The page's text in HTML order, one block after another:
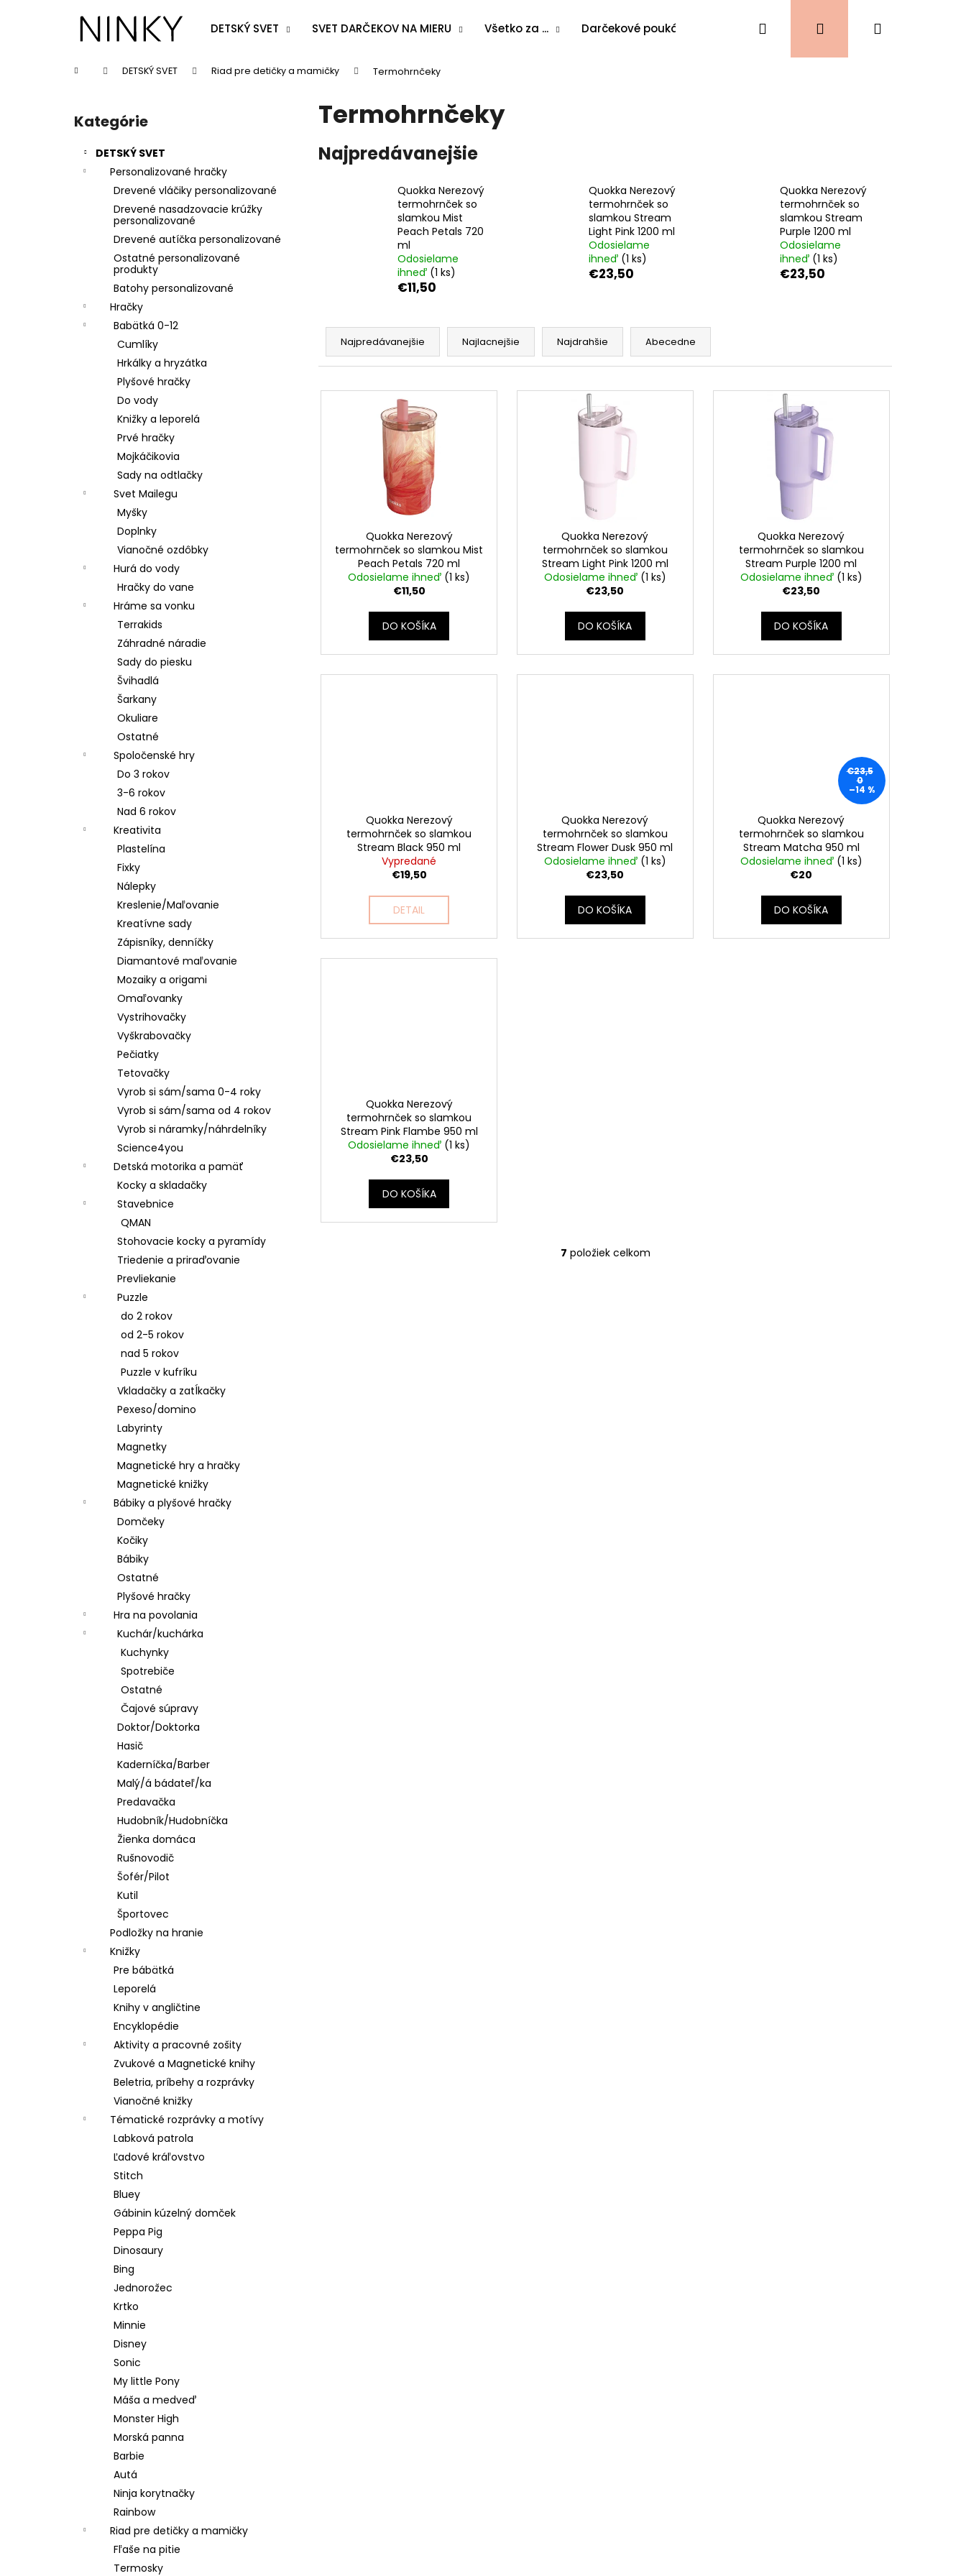
DETSKÝ SVET SVET DARČEKOV NA MIERU Všetko za ... Darčekové poukážky VIANOCE Kontakty
Hľadať PrihlásenieNákupný
Domov DETSKÝ SVET Riad pre detičky a mamičky Termohrnčeky
Preskočiť
kategórie
Kategórie
DETSKÝ SVET
Personalizované hračky
Drevené vláčiky personalizované
Drevené nasadzovacie krúžky
personalizované
Drevené autíčka personalizované
Ostatné personalizované
produkty
Batohy personalizované
Hračky
Babätká 0-12
Cumlíky
Hrkálky a hryzátka
Plyšové hračky
Do vody
Knižky a leporelá
Prvé hračky
Mojkáčikovia
Sady na odtlačky
Svet Mailegu
Myšky
Doplnky
Vianočné ozdôbky
Hurá do vody
Hračky do vane
Hráme sa vonku
Terrakids
Záhradné náradie
Sady do piesku
Švihadlá
Šarkany
Okuliare
Ostatné
Spoločenské hry
Do 3 rokov
3-6 rokov
Nad 6 rokov
Kreativita
Plastelína
Fixky
Nálepky
Kreslenie/Maľovanie
Kreatívne sady
Zápisníky, denníčky
Diamantové maľovanie
Mozaiky a origami
Omaľovanky
Vystrihovačky
Vyškrabovačky
Pečiatky
Tetovačky
Vyrob si sám/sama 0-4 roky
Vyrob si sám/sama od 4 rokov
Vyrob si náramky/náhrdelníky
Science4you
Detská motorika a pamäť
Kocky a skladačky
Stavebnice
QMAN
Stohovacie kocky a pyramídy
Triedenie a priraďovanie
Prevliekanie
Puzzle
do 2 rokov
od 2-5 rokov
nad 5 rokov
Puzzle v kufríku
Vkladačky a zatĺkačky
Pexeso/domino
Labyrinty
Magnetky
Magnetické hry a hračky
Magnetické knižky
Bábiky a plyšové hračky
Domčeky
Kočiky
Bábiky
Ostatné
Plyšové hračky
Hra na povolania
Kuchár/kuchárka
Kuchynky
Spotrebiče
Ostatné
Čajové súpravy
Doktor/Doktorka
Hasič
Kaderníčka/Barber
Malý/á bádateľ/ka
Predavačka
Hudobník/Hudobníčka
Žienka domáca
Rušnovodič
Šofér/Pilot
Kutil
Športovec
Podložky na hranie
Knižky
Pre bábätká
Leporelá
Knihy v angličtine
Encyklopédie
Aktivity a pracovné zošity
Zvukové a Magnetické knihy
Beletria, príbehy a rozprávky
Vianočné knižky
Tématické rozprávky a motívy
Labková patrola
Ľadové kráľovstvo
Stitch
Bluey
Gábinin kúzelný domček
Peppa Pig
Dinosaury
Bing
Jednorožec
Krtko
Minnie
Disney
Sonic
My little Pony
Máša a medveď
Monster High
Morská panna
Barbie
Autá
Ninja korytnačky
Rainbow
Riad pre detičky a mamičky
Fľaše na pitie
Termosky
Termohrnčeky
Najpredávanejšie
Quokka Nerezový
termohrnček so
slamkou Mist
Peach Petals 720
ml
Odosielame
ihneď (1 ks)
€11,50
Quokka Nerezový
termohrnček so
slamkou Stream
Light Pink 1200 ml
Odosielame
ihneď (1 ks)
€23,50
Quokka Nerezový
termohrnček so
slamkou Stream
Purple 1200 ml
Odosielame
ihneď (1 ks)
€23,50
R
d
Najpredávanejšie Najlacnejšie Najdrahšie Abecedne
V
Quokka Nerezový
termohrnček so slamkou Mist
Peach Petals 720 ml
Odosielame ihneď (1 ks)
€11,50
DO KOŠÍKA
Quokka Nerezový
termohrnček so slamkou
Stream Light Pink 1200 ml
Odosielame ihneď (1 ks)
€23,50
DO KOŠÍKA
Quokka Nerezový
termohrnček so slamkou
Stream Purple 1200 ml
Odosielame ihneď (1 ks)
€23,50
DO KOŠÍKA
Quokka Nerezový
termohrnček so slamkou
Stream Black 950 ml
Vypredané
€19,50
DETAIL
Quokka Nerezový
termohrnček so slamkou
Stream Flower Dusk 950 ml
Odosielame ihneď (1 ks)
€23,50
DO KOŠÍKA
€23,5
0
–14 %
Quokka Nerezový
termohrnček so slamkou
Stream Matcha 950 ml
Odosielame ihneď (1 ks)
€20
DO KOŠÍKA
Quokka Nerezový
termohrnček so slamkou
Stream Pink Flambe 950 ml
Odosielame ihneď (1 ks)
€23,50
DO KOŠÍKA
O
7 položiek celkom
Čo potrebujete nájsť?
Odporúčame